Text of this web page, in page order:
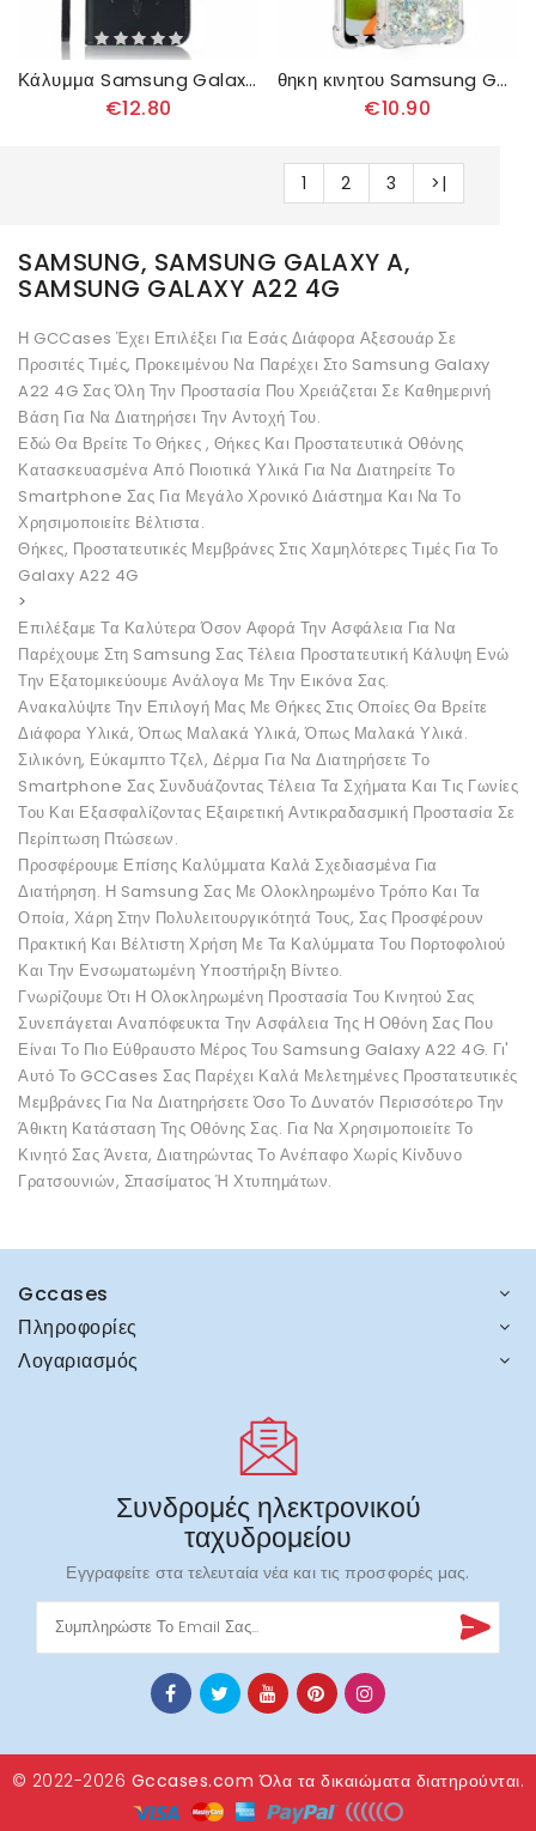
Κάλυμμα Samsung Galaxy A22 4G Δερμάτινο Εφέ Dreamcatcher Owl
€12.80
θηκη κινητου Samsung Galaxy A22 4G Πούλιες Επιθυμιών
€10.90
1 2 3 >|
SAMSUNG, SAMSUNG GALAXY A,
SAMSUNG GALAXY A22 4G
Η GCCases Έχει Επιλέξει Για Εσάς Διάφορα Αξεσουάρ Σε
Προσιτές Τιμές, Προκειμένου Να Παρέχει Στο Samsung Galaxy
A22 4G Σας Όλη Την Προστασία Που Χρειάζεται Σε Καθημερινή
Βάση Για Να Διατηρήσει Την Αντοχή Του.
Εδώ Θα Βρείτε Το Θήκες , Θήκες Και Προστατευτικά Οθόνης
Κατασκευασμένα Από Ποιοτικά Υλικά Για Να Διατηρείτε Το
Smartphone Σας Για Μεγάλο Χρονικό Διάστημα Και Να Το
Χρησιμοποιείτε Βέλτιστα.
Θήκες, Προστατευτικές Μεμβράνες Στις Χαμηλότερες Τιμές Για Το
Galaxy A22 4G
>
Επιλέξαμε Τα Καλύτερα Όσον Αφορά Την Ασφάλεια Για Να
Παρέχουμε Στη Samsung Σας Τέλεια Προστατευτική Κάλυψη Ενώ
Την Εξατομικεύουμε Ανάλογα Με Την Εικόνα Σας.
Ανακαλύψτε Την Επιλογή Μας Με Θήκες Στις Οποίες Θα Βρείτε
Διάφορα Υλικά, Όπως Μαλακά Υλικά, Όπως Μαλακά Υλικά.
Σιλικόνη, Εύκαμπτο Τζελ, Δέρμα Για Να Διατηρήσετε Το
Smartphone Σας Συνδυάζοντας Τέλεια Τα Σχήματα Και Τις Γωνίες
Του Και Εξασφαλίζοντας Εξαιρετική Αντικραδασμική Προστασία Σε
Περίπτωση Πτώσεων.
Προσφέρουμε Επίσης Καλύμματα Καλά Σχεδιασμένα Για
Διατήρηση. Η Samsung Σας Με Ολοκληρωμένο Τρόπο Και Τα
Οποία, Χάρη Στην Πολυλειτουργικότητά Τους, Σας Προσφέρουν
Πρακτική Και Βέλτιστη Χρήση Με Τα Καλύμματα Του Πορτοφολιού
Και Την Ενσωματωμένη Υποστήριξη Βίντεο.
Γνωρίζουμε Ότι Η Ολοκληρωμένη Προστασία Του Κινητού Σας
Συνεπάγεται Αναπόφευκτα Την Ασφάλεια Της Η Οθόνη Σας Που
Είναι Το Πιο Εύθραυστο Μέρος Του Samsung Galaxy A22 4G. Γι'
Αυτό Το GCCases Σας Παρέχει Καλά Μελετημένες Προστατευτικές
Μεμβράνες Για Να Διατηρήσετε Όσο Το Δυνατόν Περισσότερο Την
Άθικτη Κατάσταση Της Οθόνης Σας. Για Να Χρησιμοποιείτε Το
Κινητό Σας Άνετα, Διατηρώντας Το Ανέπαφο Χωρίς Κίνδυνο
Γρατσουνιών, Σπασίματος Ή Χτυπημάτων.
Gccases
Πληροφορίες
Λογαριασμός
Συνδρομές ηλεκτρονικού
ταχυδρομείου
Εγγραφείτε στα τελευταία νέα και τις προσφορές μας.
© 2022-2026 Gccases.com Όλα τα δικαιώματα διατηρούνται.